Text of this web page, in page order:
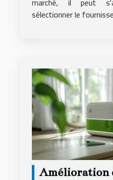
marché, il peut
sélectionner le
Amélioration